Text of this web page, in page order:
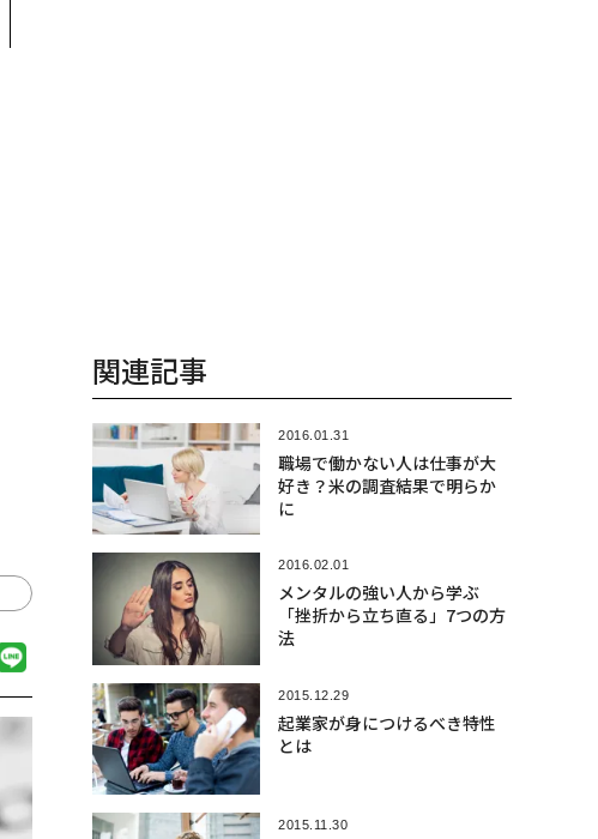
関連記事
2016.01.31
職場で働かない人は仕事が大
好き？米の調査結果で明らか
に
2016.02.01
メンタルの強い人から学ぶ
「挫折から立ち直る」7つの方
法
2015.12.29
起業家が身につけるべき特性
とは
2015.11.30